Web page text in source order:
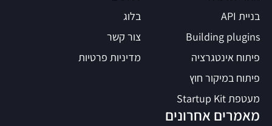
בלוג
צור קשר
מדיניות פרטיות
מאמרים אחרונים
בניית API
Building plugins
פיתוח אינטגרציה
פיתוח במיקור חוץ
מעטפת Startup Kit